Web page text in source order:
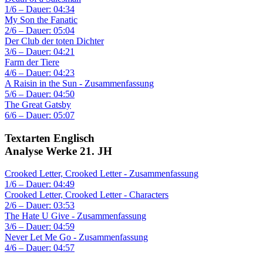
1/6 – Dauer: 04:34
My Son the Fanatic
2/6 – Dauer: 05:04
Der Club der toten Dichter
3/6 – Dauer: 04:21
Farm der Tiere
4/6 – Dauer: 04:23
A Raisin in the Sun - Zusammenfassung
5/6 – Dauer: 04:50
The Great Gatsby
6/6 – Dauer: 05:07
Textarten Englisch
Analyse Werke 21. JH
Crooked Letter, Crooked Letter - Zusammenfassung
1/6 – Dauer: 04:49
Crooked Letter, Crooked Letter - Characters
2/6 – Dauer: 03:53
The Hate U Give - Zusammenfassung
3/6 – Dauer: 04:59
Never Let Me Go - Zusammenfassung
4/6 – Dauer: 04:57